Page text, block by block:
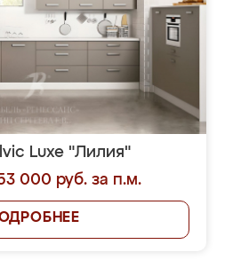
Luxe "Лилия"
000 руб. за п.м.